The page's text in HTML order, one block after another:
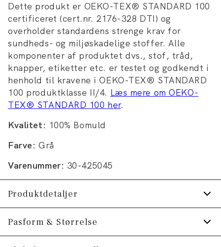
Dette produkt er OEKO-TEX® STANDARD 100
certificeret (cert.nr. 2176-328 DTI) og
overholder standardens strenge krav for
sundheds- og miljøskadelige stoffer. Alle
komponenter af produktet dvs., stof, tråd,
knapper, etiketter etc. er testet og godkendt i
henhold til kravene i OEKO-TEX® STANDARD
100 produktklasse II/4. Læs mere om OEKO-
TEX® STANDARD 100 her.
Kvalitet: 100% Bomuld
Farve: Grå
Varenummer: 30-425045
Produktdetaljer
Logomærke nederst på venstre side.
Print på forsiden af T-shirten.
Pasform & Størrelse